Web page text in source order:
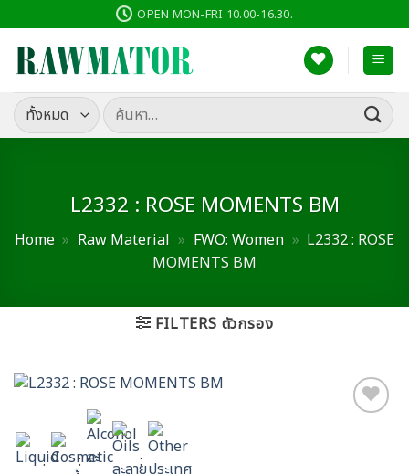
ไป
เนื้อหา
OPEN MON-FRI 10.00-16.30.
ค้นหา:
L2332 : ROSE MOMENTS BM
Home » Raw Material » FWO: Women » L2332 : ROSE
MOMENTS BM
FILTERS ตัวกรอง
: :
: